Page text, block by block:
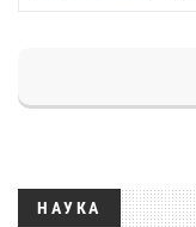
НАУКА